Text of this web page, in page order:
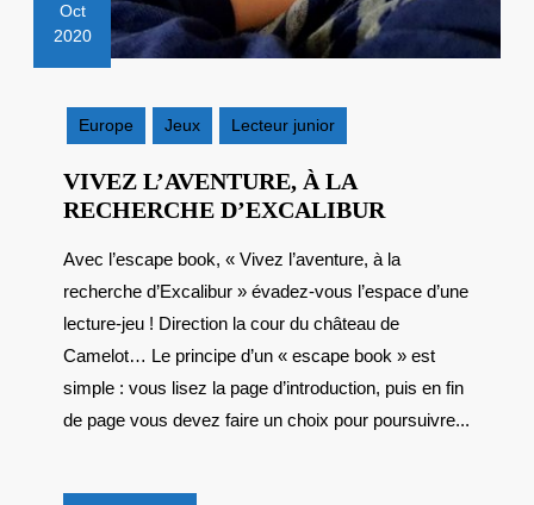
Oct
2020
2020
Europe
Jeux Lecteur junior
VIVEZ L’AVENTURE, À LA
RECHERCHE D’EXCALIBUR
À
LA
RECHERCHE
Avec l’escape book, « Vivez l’aventure, à la
recherche d’Excalibur » évadez-vous l’espace d’une
lecture-jeu ! Direction la cour du château de
Camelot… Le principe d’un « escape book » est
simple : vous lisez la page d’introduction, puis en fin
de page vous devez faire un choix pour poursuivre...